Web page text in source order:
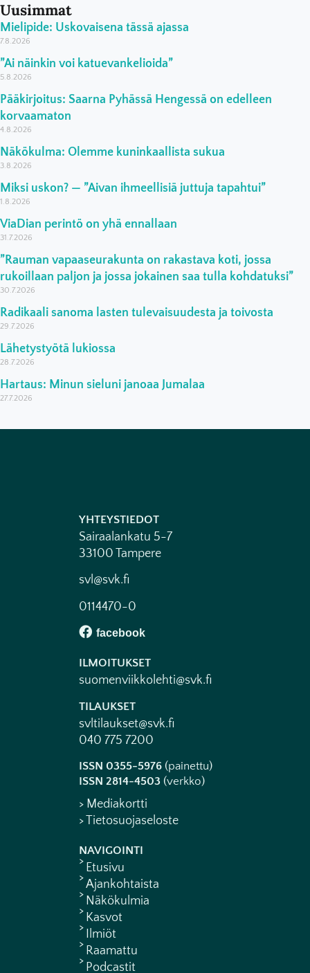
Uusimmat
Mielipide: Uskovaisena tässä ajassa
7.8.2026
”Ai näinkin voi katuevankelioida”
5.8.2026
Pääkirjoitus: Saarna Pyhässä Hengessä on edelleen
korvaamaton
4.8.2026
Näkökulma: Olemme kuninkaallista sukua
3.8.2026
Miksi uskon? — ”Aivan ihmeellisiä juttuja tapahtui”
1.8.2026
ViaDian perintö on yhä ennallaan
31.7.2026
”Rauman vapaaseurakunta on rakastava koti, jossa
rukoillaan paljon ja jossa jokainen saa tulla kohdatuksi”
30.7.2026
Radikaali sanoma lasten tulevaisuudesta ja toivosta
29.7.2026
Lähetystyötä lukiossa
28.7.2026
Hartaus: Minun sieluni janoaa Jumalaa
27.7.2026
YHTEYSTIEDOT
Sairaalankatu 5-7
33100 Tampere
svl@svk.fi
0114470-0
ILMOITUKSET
suomenviikkolehti@svk.fi
TILAUKSET
svltilaukset@svk.fi
040 775 7200
ISSN 0355-5976 (painettu)
ISSN 2814-4503 (verkko)
> Mediakortti
> Tietosuojaseloste
NAVIGOINTI
Etusivu
Ajankohtaista
Näkökulmia
Kasvot
Ilmiöt
Raamattu
Podcastit